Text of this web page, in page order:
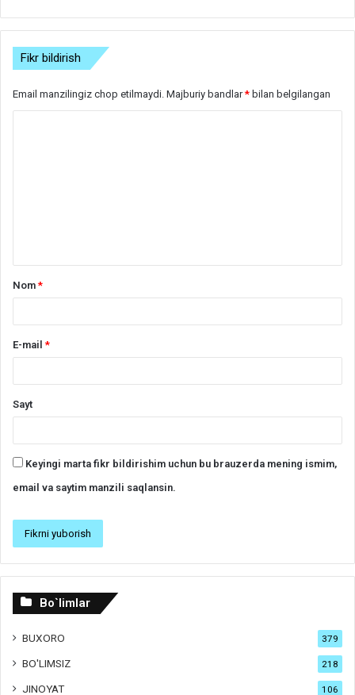
Fikr bildirish
Email manzilingiz chop etilmaydi. Majburiy bandlar* bilan belgilangan
Nom*
E-mail*
Sayt
Keyingi marta fikr bildirishim uchun bu brauzerda mening ismim,
email va saytim manzili saqlansin.
Bo`limlar
BUXORO 379
BO'LIMSIZ 218
JINOYAT 106